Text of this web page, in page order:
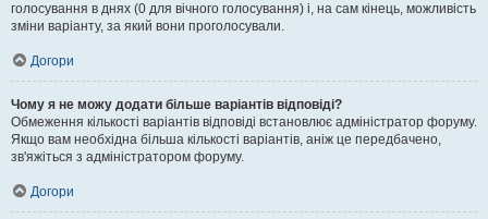
голосування в днях (0 для вічного голосування) і, на сам кінець, можливість
зміни варіанту, за який вони проголосували.
Догори
Чому я не можу додати більше варіантів відповіді?
Обмеження кількості варіантів відповіді встановлює адміністратор форуму.
Якщо вам необхідна більша кількості варіантів, аніж це передбачено,
зв'яжіться з адміністратором форуму.
Догори